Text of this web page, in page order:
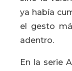
ya había
el gesto
adentro.
En la serie